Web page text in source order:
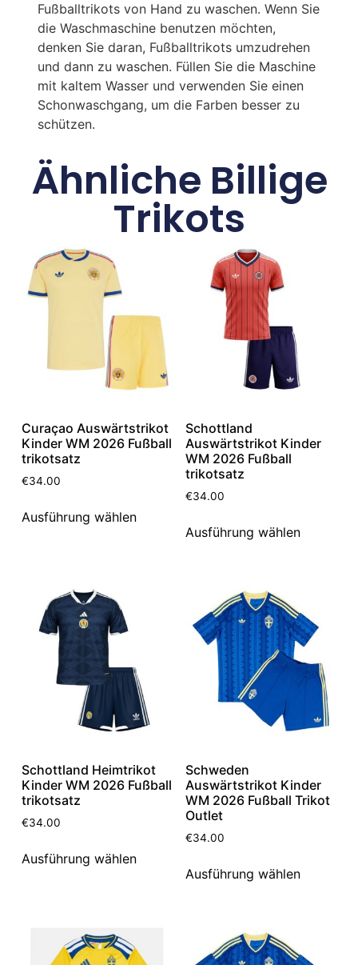
Fußballtrikots von Hand zu waschen. Wenn Sie
die Waschmaschine benutzen möchten,
denken Sie daran, Fußballtrikots umzudrehen
und dann zu waschen. Füllen Sie die Maschine
mit kaltem Wasser und verwenden Sie einen
Schonwaschgang, um die Farben besser zu
schützen.
Ähnliche Billige
Trikots
Curaçao Auswärtstrikot
Kinder WM 2026 Fußball
trikotsatz
€34.00
Ausführung wählen
Schottland
Auswärtstrikot Kinder
WM 2026 Fußball
trikotsatz
€34.00
Ausführung wählen
Schottland Heimtrikot
Kinder WM 2026 Fußball
trikotsatz
€34.00
Ausführung wählen
Schweden
Auswärtstrikot Kinder
WM 2026 Fußball Trikot
Outlet
€34.00
Ausführung wählen